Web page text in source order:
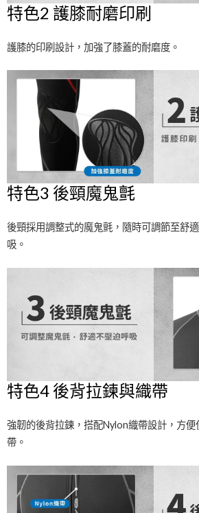
特色2 護膝耐磨印刷
護膝的印刷設計，加強了膝蓋的耐磨度。
特色3 後頸魔鬼氈
後頸採用調整式的魔鬼氈，隨時可調節至舒
吸。
特色4 後背拉鍊與織帶
強韌的後背拉鍊，搭配Nylon織帶設計，方
帶。